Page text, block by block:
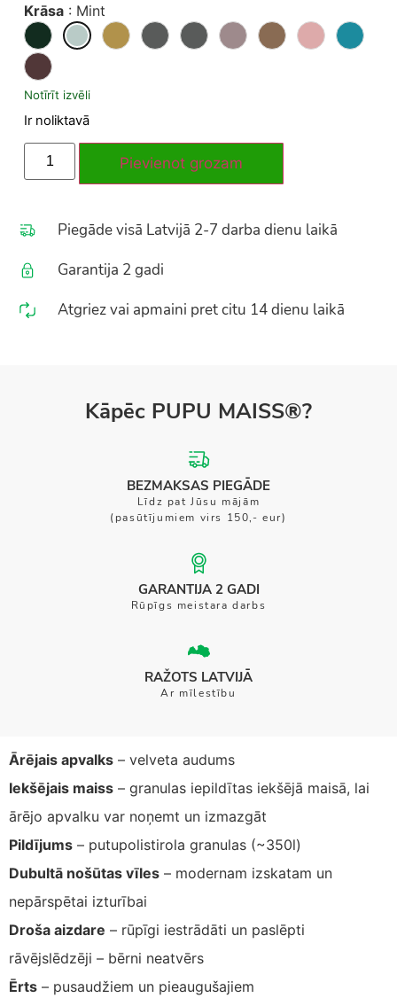
Krāsa : Mint
Notīrīt izvēli
Ir noliktavā
Pievienot grozam
Piegāde visā Latvijā 2-7 darba dienu laikā
Garantija 2 gadi
Atgriez vai apmaini pret citu 14 dienu laikā
Kāpēc PUPU MAISS®?
BEZMAKSAS PIEGĀDE
Līdz pat Jūsu mājām
(pasūtījumiem virs 150,- eur)
GARANTIJA 2 GADI
Rūpīgs meistara darbs
RAŽOTS LATVIJĀ
Ar mīlestību
Ārējais apvalks – velveta audums
Iekšējais maiss – granulas iepildītas iekšējā maisā, lai
ārējo apvalku var noņemt un izmazgāt
Pildījums – putupolistirola granulas (~350l)
Dubultā nošūtas vīles – modernam izskatam un
nepārspētai izturībai
Droša aizdare – rūpīgi iestrādāti un paslēpti
rāvējslēdzēji – bērni neatvērs
Ērts – pusaudžiem un pieaugušajiem